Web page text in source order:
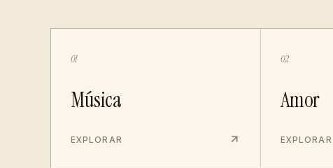
01
Música
EXPLORAR
02
Amor
EXPLORAR